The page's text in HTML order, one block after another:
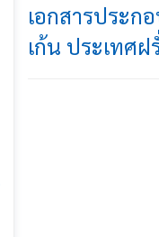
เอกสารประก
เก้น ประเทศฝ